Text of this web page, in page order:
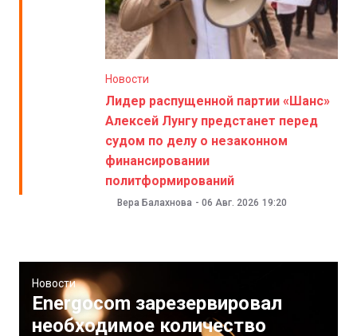
Новости
Лидер распущенной партии «Шанс»
Алексей Лунгу предстанет перед
судом по делу о незаконном
финансировании
политформирований
Вера Балахнова - 06 Авг. 2026 19:20
Новости
Energocom зарезервировал
необходимое количество